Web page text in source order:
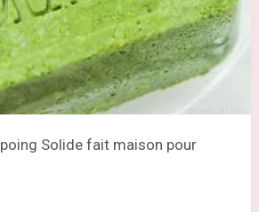
Solide fait maison pour